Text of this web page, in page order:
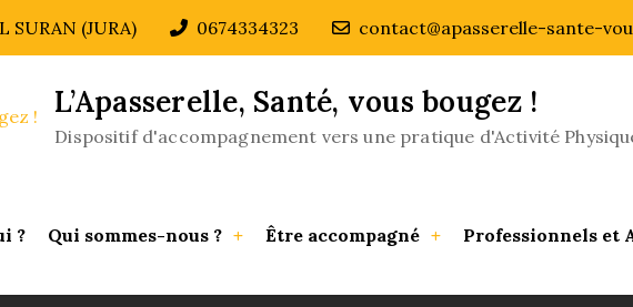
SURAN (JURA) 0674334323 contact@apasserelle-sante-
L’Apasserelle, Santé, vous bougez !
Dispositif d'accompagnement vers une pratique d'Activité
? Qui sommes-nous ? Être accompagné Professionnels et